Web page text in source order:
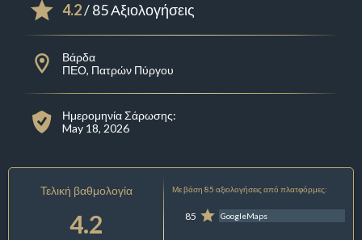
4.2/ 85 Αξιολογήσεις
Βάρδα
ΠΕΟ, Πατρών Πύργου
Ημερομηνία Σάρωσης:
May 18, 2026
Τελική βαθμολογία
4.2
Με βάση 85 αξιολογήσεις από πλατφόρμες:
85 GoogleMaps